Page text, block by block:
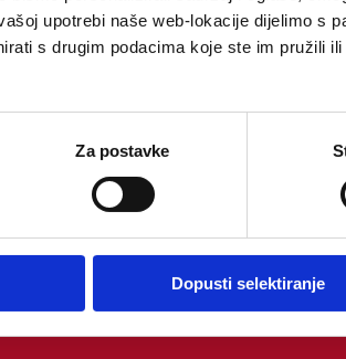
upotrebi naše web-lokacije dijelimo s
s drugim podacima koje ste im pružili
Za postavke
Dopusti selektiranje